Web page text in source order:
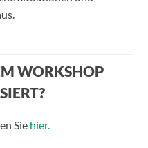
WORKSHOP
Sie hier.